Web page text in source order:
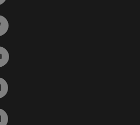
Ir a twitter (abre en ventana nueva)
Ir a YouTube (abre en ventana nueva)
Ir a Flickr (abre en ventana nueva)
Ir a Linkedin (abre en ventana nueva)